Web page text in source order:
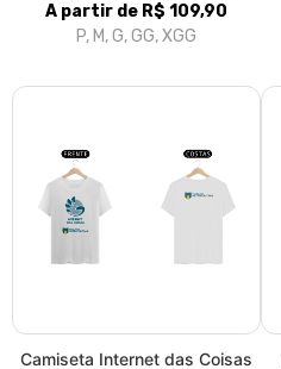
A partir de R$ 109,90
P, M, G, GG, XGG
Camiseta Internet das Coisas